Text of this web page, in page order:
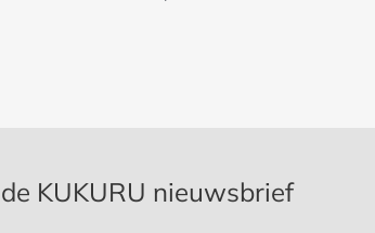
KUKURU nieuwsbrief